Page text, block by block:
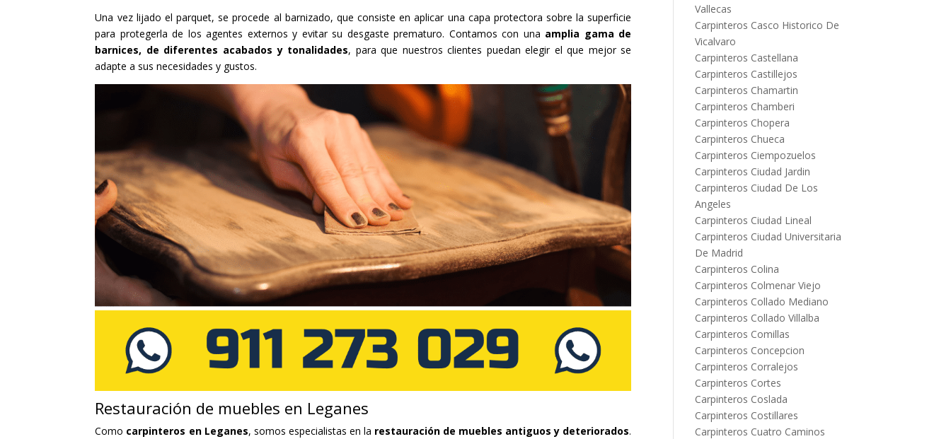
Una vez lijado el parquet, se procede al barnizado, que consiste en aplicar una capa protectora sobre la superficie
para protegerla de los agentes externos y evitar su desgaste prematuro. Contamos con una amplia gama de
barnices, de diferentes acabados y tonalidades, para que nuestros clientes puedan elegir el que mejor se
adapte a sus necesidades y gustos.
Restauración de muebles en Leganes
Como carpinteros en Leganes, somos especialistas en la restauración de muebles antiguos y deteriorados.
Vallecas
Carpinteros Casco Historico De
Vicalvaro
Carpinteros Castellana
Carpinteros Castillejos
Carpinteros Chamartin
Carpinteros Chamberi
Carpinteros Chopera
Carpinteros Chueca
Carpinteros Ciempozuelos
Carpinteros Ciudad Jardin
Carpinteros Ciudad De Los
Angeles
Carpinteros Ciudad Lineal
Carpinteros Ciudad Universitaria
De Madrid
Carpinteros Colina
Carpinteros Colmenar Viejo
Carpinteros Collado Mediano
Carpinteros Collado Villalba
Carpinteros Comillas
Carpinteros Concepcion
Carpinteros Corralejos
Carpinteros Cortes
Carpinteros Coslada
Carpinteros Costillares
Carpinteros Cuatro Caminos